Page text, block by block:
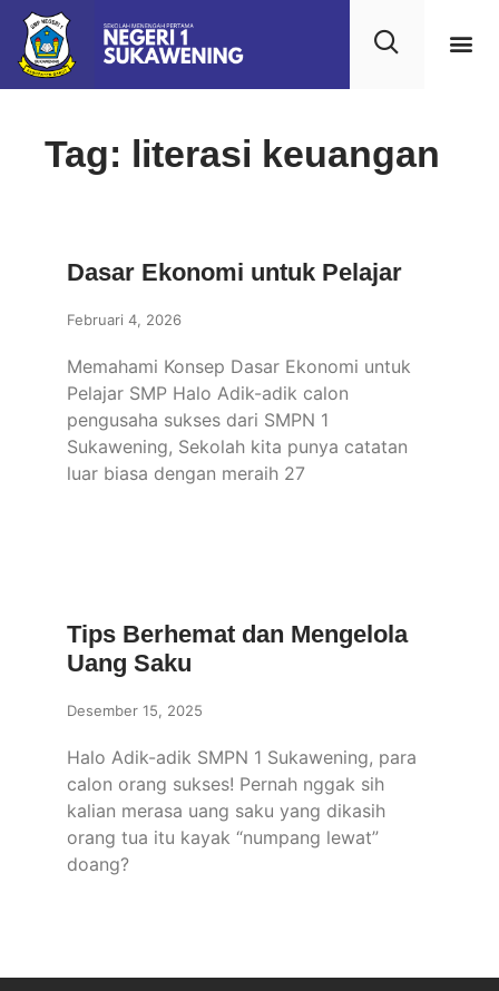
Tag: literasi keuangan
Dasar Ekonomi untuk Pelajar
Februari 4, 2026
Memahami Konsep Dasar Ekonomi untuk
Pelajar SMP Halo Adik-adik calon
pengusaha sukses dari SMPN 1
Sukawening, Sekolah kita punya catatan
luar biasa dengan meraih 27
Tips Berhemat dan Mengelola
Uang Saku
Desember 15, 2025
Halo Adik-adik SMPN 1 Sukawening, para
calon orang sukses! Pernah nggak sih
kalian merasa uang saku yang dikasih
orang tua itu kayak “numpang lewat”
doang?